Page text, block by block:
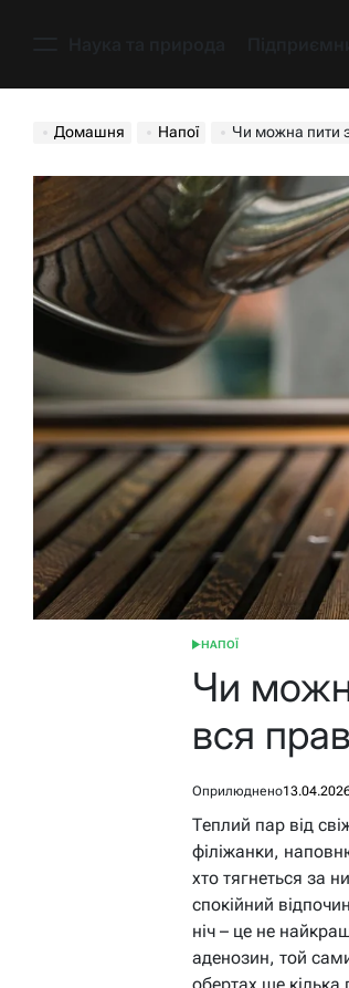
Домашня Напої Чи можна пити
ОПУБЛІКУВАТИ
НАПОЇ
Чи
вся
Оприлюднено
Теплий пар від
філіжанки,
хто тягнеться за
спокійний
ніч – це не
аденозин, той